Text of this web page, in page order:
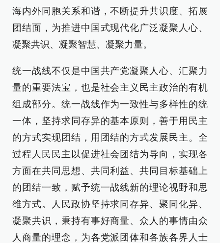
海内外同胞关系和谐，不断提升共识度、拓展
团结面，为推进中国式现代化广泛凝聚人心、
凝聚共识、凝聚智慧、凝聚力量。
统一战线不仅是中国共产党凝聚人心、汇聚力
量的重要法宝，也是社会主义民主政治的有机
组成部分。统一战线作为一致性与多样性的统
一体，坚持求同存异的基本原则，善于用民主
的方式实现团结，用团结的方式发展民主。全
过程人民民主以促进社会团结为导向，实现各
方面在共同思想、共同利益、共同目标基础上
的团结一致，赋予统一战线新的理论视野和思
维方式。人民政协坚持求同存异、聚同化异、
凝聚共识，秉持有事好商量、众人的事情由众
人商量的理念，为各党派团体和各族各界人士